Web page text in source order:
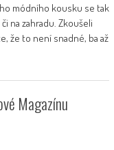
módního kousku se tak
na zahradu. Zkoušeli
že to není snadné, ba až
Magazínu